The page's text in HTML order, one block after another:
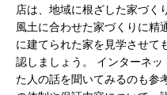
店は、地域に根ざした家づく
風土に合わせた家づくりに精
に建てられた家を見学させて
認しましょう。 インターネ
た人の話を聞いてみるのも参